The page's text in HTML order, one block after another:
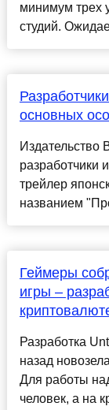
минимум трех
студий.
основных
Издательство
разработчики
трейлер
названием
Геймеры
игры –
Разработка
назад
Для работы
человек, а на